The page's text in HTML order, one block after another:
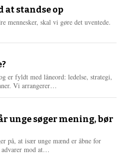
e
r
e
at standse op
mennesker, skal vi gøre det uventede.
er fyldt med låneord: ledelse, strategi,
Vi arrangerer…
e
unge søger mening, bør
på, at især unge mænd er åbne for
mod at…